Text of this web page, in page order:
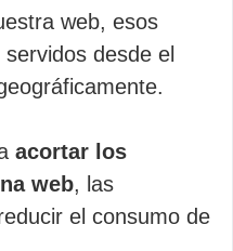
web, esos
desde el
acortar los
web, las
el consumo de